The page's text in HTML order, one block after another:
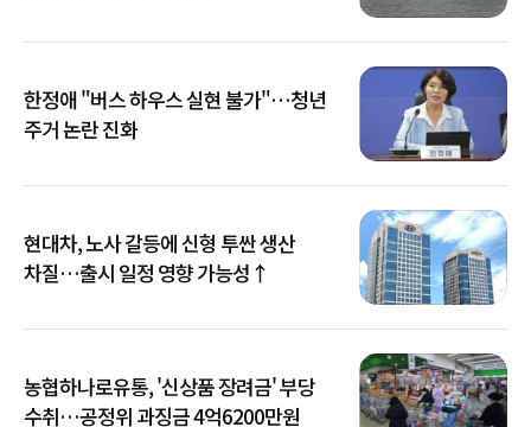
한정애 "버스 하우스 실현 불가"…청년
주거 논란 진화
현대차, 노사 갈등에 신형 투싼 생산
차질…출시 일정 영향 가능성↑
농협하나로유통, '신상품 장려금' 부당
수취…공정위 과징금 4억6200만원